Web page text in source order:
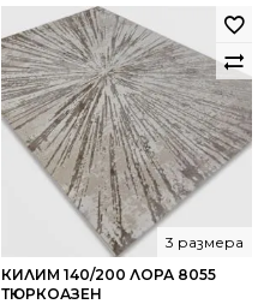
КИЛИМ 140/200 ЛОРА 8055
ТЮРКОАЗЕН
3 размера